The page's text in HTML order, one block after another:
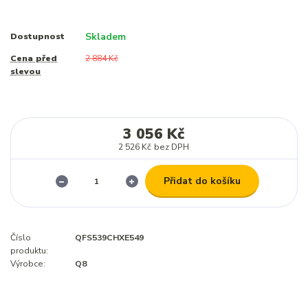
Dostupnost Skladem
Cena před
slevou
2 884 Kč
3 056 Kč
2 526 Kč bez DPH
Přidat do košíku
Číslo
produktu:
QFS539CHXE549
Výrobce: Q8